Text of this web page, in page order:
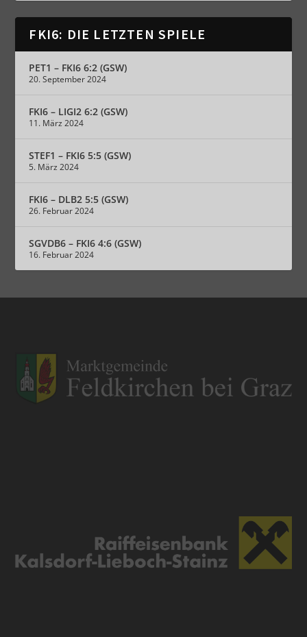
FKI6: DIE LETZTEN SPIELE
PET1 – FKI6 6:2 (GSW)
20. September 2024
FKI6 – LIGI2 6:2 (GSW)
11. März 2024
STEF1 – FKI6 5:5 (GSW)
5. März 2024
FKI6 – DLB2 5:5 (GSW)
26. Februar 2024
SGVDB6 – FKI6 4:6 (GSW)
16. Februar 2024